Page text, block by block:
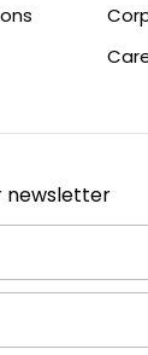
newsletter